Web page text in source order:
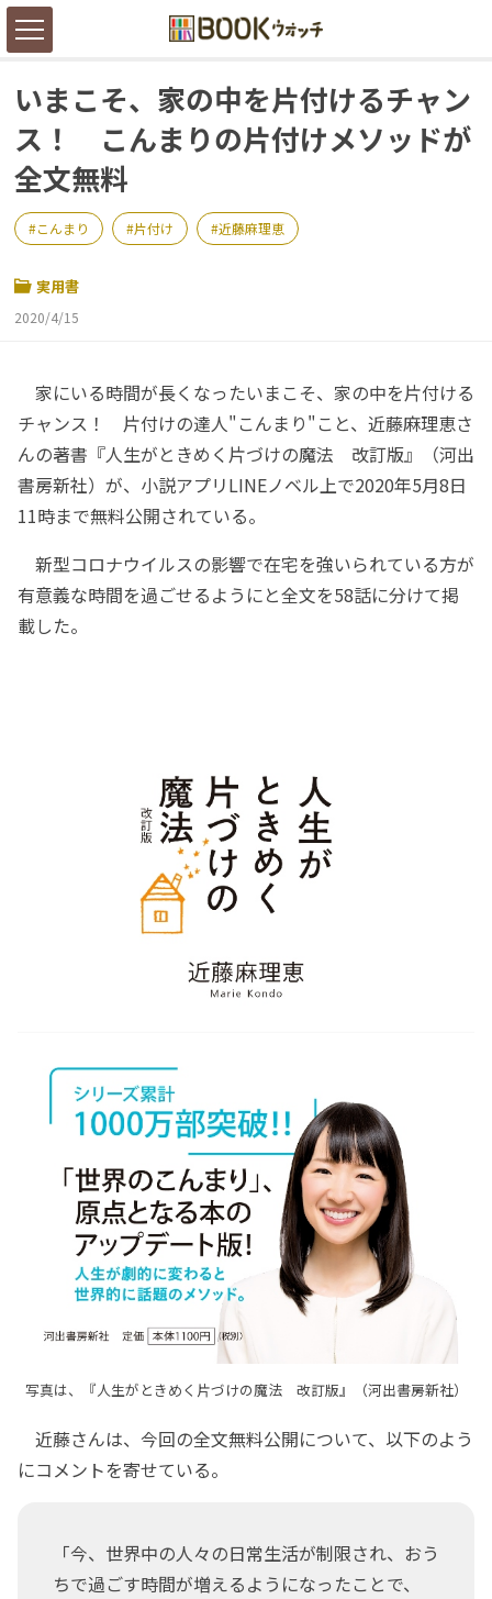
いまこそ、家の中を片付けるチャン
ス！ こんまりの片付けメソッドが
全文無料
こんまり 片付け 近藤麻理恵
実用書
2020/4/15
家にいる時間が長くなったいまこそ、家の中を片付ける
チャンス！ 片付けの達人"こんまり"こと、近藤麻理恵さ
んの著書『人生がときめく片づけの魔法 改訂版』（河出
書房新社）が、小説アプリLINEノベル上で2020年5月8日
11時まで無料公開されている。
新型コロナウイルスの影響で在宅を強いられている方が
有意義な時間を過ごせるようにと全文を58話に分けて掲
載した。
写真は、『人生がときめく片づけの魔法 改訂版』（河出書房新社）
近藤さんは、今回の全文無料公開について、以下のよう
にコメントを寄せている。
「今、世界中の人々の日常生活が制限され、おう
ちで過ごす時間が増えるようになったことで、